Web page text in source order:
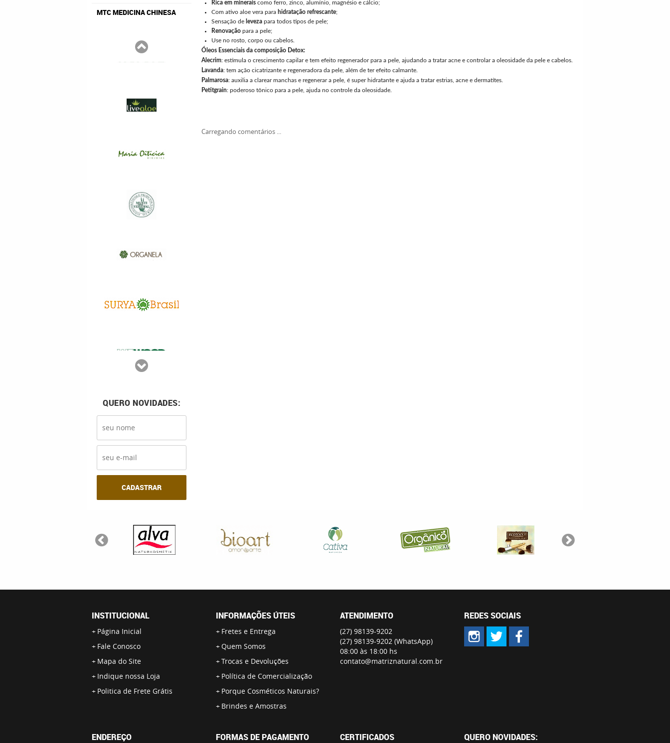
MTC MEDICINA CHINESA
QUERO NOVIDADES:
CADASTRAR
Rica em minerais como ferro, zinco, alumínio, magnésio e cálcio;
Com ativo aloe vera para hidratação refrescante;
Sensação de leveza para todos tipos de pele;
Renovação para a pele;
Use no rosto, corpo ou cabelos.
Óleos Essenciais da composição Detox:
Alecrim: estimula o crescimento capilar e tem efeito regenerador para a pele, ajudando a tratar acne e controlar a oleosidade da pele e cabelos.
Lavanda: tem ação cicatrizante e regeneradora da pele, além de ter efeito calmante.
Palmarosa: auxilia a clarear manchas e regenerar a pele, é super hidratante e ajuda a tratar estrias, acne e dermatites.
Petitgrain: poderoso tônico para a pele, ajuda no controle da oleosidade.
Carregando comentários ...
INSTITUCIONAL
Página Inicial
Fale Conosco
Mapa do Site
Indique nossa Loja
Politica de Frete Grátis
INFORMAÇÕES ÚTEIS
Fretes e Entrega
Quem Somos
Trocas e Devoluções
Política de Comercialização
Porque Cosméticos Naturais?
Brindes e Amostras
ATENDIMENTO
(27) 98139-9202
(27) 98139-9202 (WhatsApp)
08:00 às 18:00 hs
contato@matriznatural.com.br
REDES SOCIAIS
ENDEREÇO FORMAS DE PAGAMENTO CERTIFICADOS QUERO NOVIDADES: